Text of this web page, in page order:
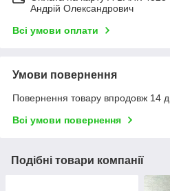
Андрій Олександрович
Всі умови оплати
Умови повернення
Повернення товару впродовж 14
Всі умови повернення
Подібні товари компанії